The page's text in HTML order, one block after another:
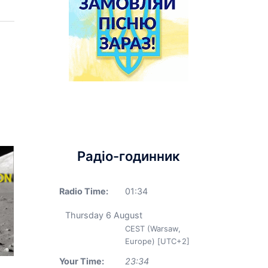
Радіо-годинник
Radio Time: 01:34
Thursday 6 August
CEST (Warsaw,
Europe) [UTC+2]
Your Time: 23:34